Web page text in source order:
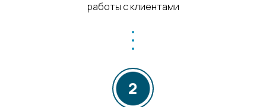
работы с клиентами